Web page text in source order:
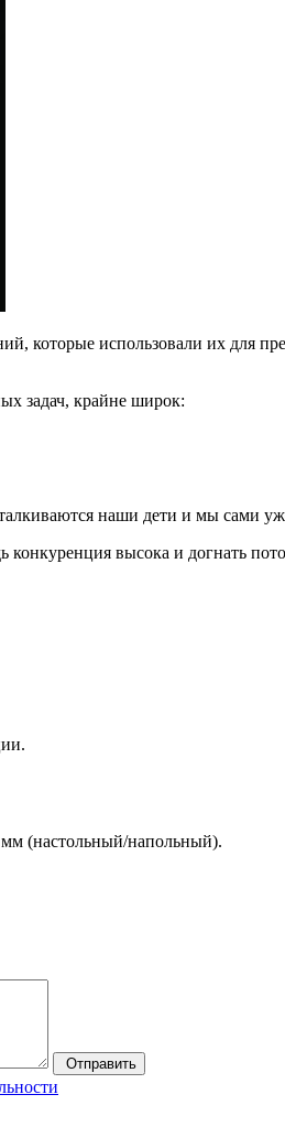
которые использовали их для
задач, крайне широк:
наши дети и мы сами
высока и догнать
(настольный/напольный).
Отправить